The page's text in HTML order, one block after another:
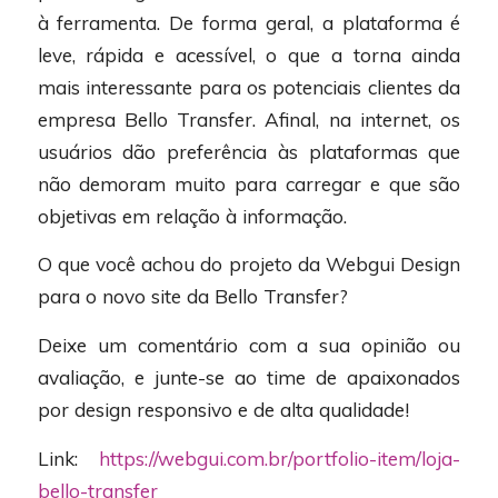
à ferramenta. De forma geral, a plataforma é
leve, rápida e acessível, o que a torna ainda
mais interessante para os potenciais clientes da
empresa Bello Transfer. Afinal, na internet, os
usuários dão preferência às plataformas que
não demoram muito para carregar e que são
objetivas em relação à informação.
O que você achou do projeto da Webgui Design
para o novo site da Bello Transfer?
Deixe um comentário com a sua opinião ou
avaliação, e junte-se ao time de apaixonados
por design responsivo e de alta qualidade!
Link: https://webgui.com.br/portfolio-item/loja-
bello-transfer